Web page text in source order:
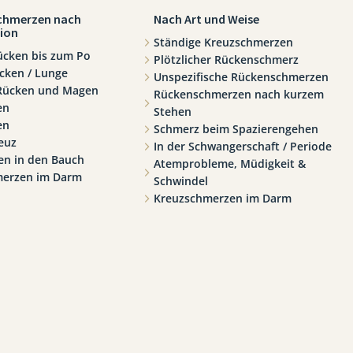
nach
bis zum Po
/ Lunge
und Magen
in den Bauch
im Darm
Nach Art und Weise
Ständige Kreuzschmerzen
Plötzlicher Rückenschmerz
Unspezifische Rückenschmerzen
Rückenschmerzen nach kurzem
Stehen
Schmerz beim Spazierengehen
In der Schwangerschaft / Periode
Atemprobleme, Müdigkeit &
Schwindel
Kreuzschmerzen im Darm